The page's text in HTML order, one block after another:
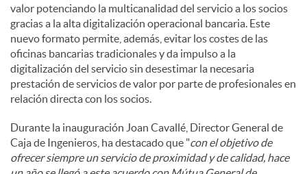
valor potenciando la multicanalidad del servicio a los socios
gracias a la alta digitalización operacional bancaria. Este
nuevo formato permite, además, evitar los costes de las
oficinas bancarias tradicionales y da impulso a la
digitalización del servicio sin desestimar la necesaria
prestación de servicios de valor por parte de profesionales en
relación directa con los socios.
Durante la inauguración Joan Cavallé, Director General de
Caja de Ingenieros, ha destacado que "con el objetivo de
ofrecer siempre un servicio de proximidad y de calidad, hace